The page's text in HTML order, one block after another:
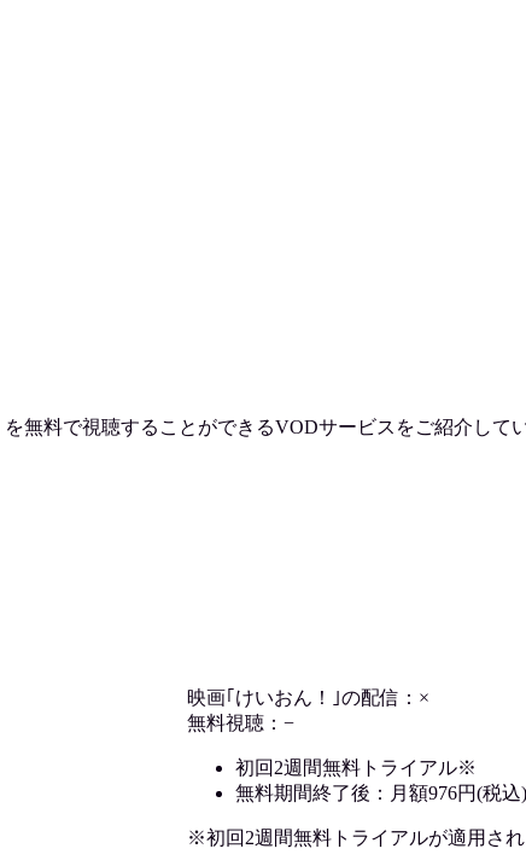
を無料で視聴することができるVODサービスをご紹介して
映画｢けいおん！｣の配信：×
無料視聴：−
初回2週間無料トライアル※
無料期間終了後：月額976円(税込)
※初回2週間無料トライアルが適用され